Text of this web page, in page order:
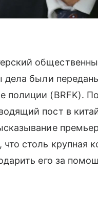
дела были
полиции (BRFK).
пост в
столь крупная
его за